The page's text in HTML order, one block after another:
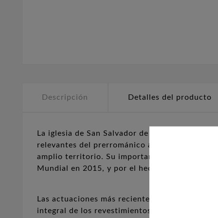
Descripción Detalles del producto
La iglesia de San Salvador de Priesca se
relevantes del prerrománico asturiano. Fue
amplio territorio. Su importancia histórica se
Mundial en 2015, y por el hecho de que el
Las actuaciones más recientes, culminadas
integral de los revestimientos y pinturas